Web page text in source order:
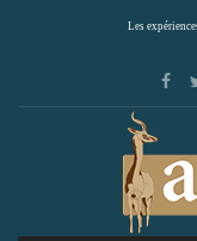
Les
Showing 13–16 of 16